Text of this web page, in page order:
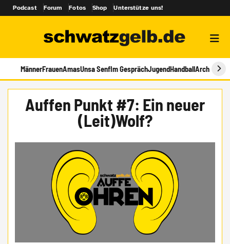
Podcast Forum Fotos Shop Unterstütze uns!
MännerFrauenAmasUnsa SenfIm GesprächJugendHandballArchiv
Auffen Punkt #7: Ein neuer
(Leit)Wolf?